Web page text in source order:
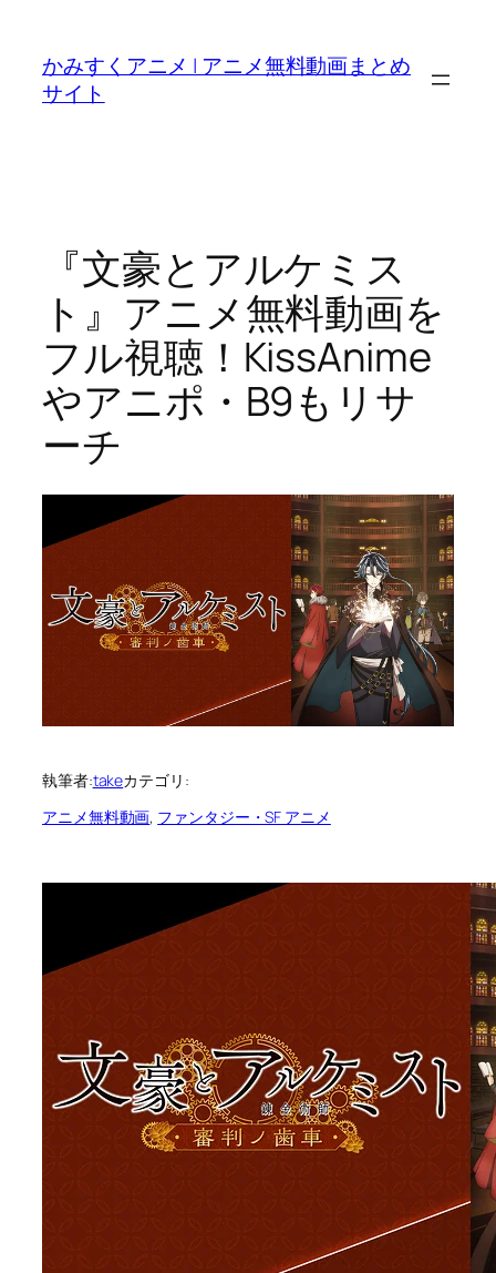
かみすくアニメ | アニメ無料動画まとめ
サイト
『文豪とアルケミス
ト』アニメ無料動画を
フル視聴！KissAnime
やアニポ・B9もリサ
ーチ
執筆者:takeカテゴリ:
アニメ無料動画, ファンタジー・SF アニメ